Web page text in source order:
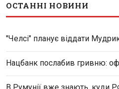
ОСТАННІ НОВИНИ
"Челсі" планує віддати
Нацбанк послабив гривню: